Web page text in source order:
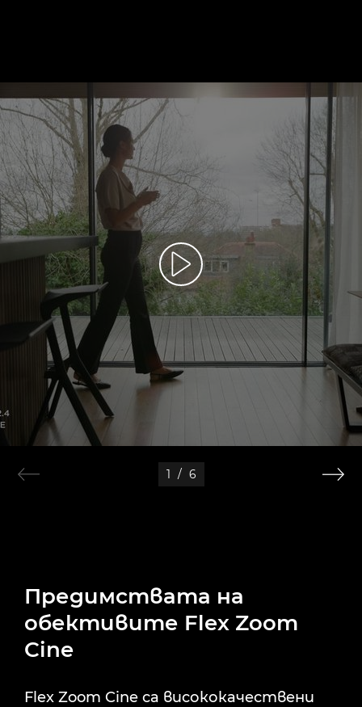
1 / 6
Предимствата на
обективите Flex Zoom
Cine
Flex Zoom Cine са висококачествени